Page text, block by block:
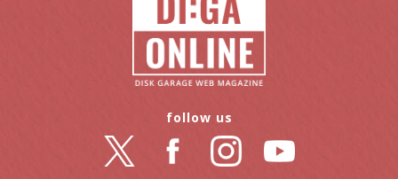
follow us